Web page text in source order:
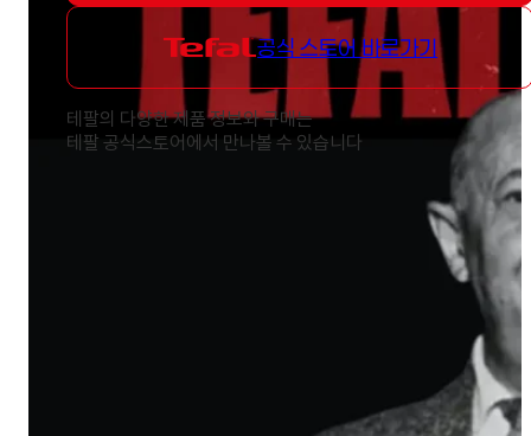
공식 스토어 바로가기
테팔의 다양한 제품 정보와 구매는
테팔 공식스토어에서 만나볼 수 있습니다